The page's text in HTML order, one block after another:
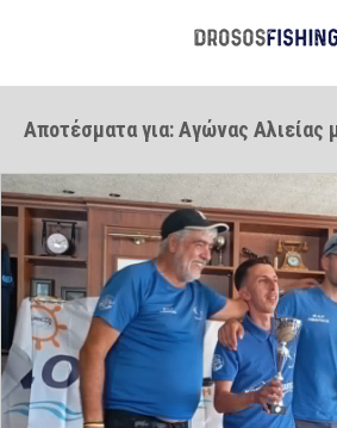
Αποτέσματα για: Αγώνας Αλιείας